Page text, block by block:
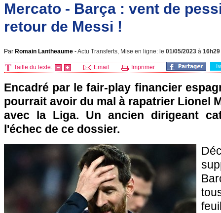
Mercato - Barça : vent de
retour de Messi !
Par Romain Lantheaume -Actu Transferts, Mise en ligne: le 01/05/2023 à 16h29
Taille du texte: Email Imprimer
Encadré par le fair-play financier
pourrait avoir du mal à rapatrier Lionel
avec la Liga. Un ancien dirigeant
l'échec de ce dossier.